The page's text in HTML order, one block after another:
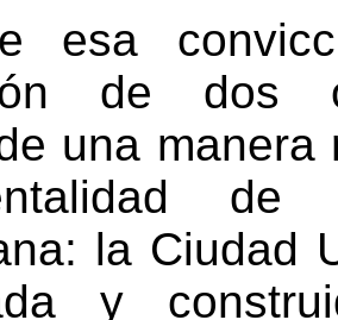
esa
de dos
una manera
: la Ciudad
y